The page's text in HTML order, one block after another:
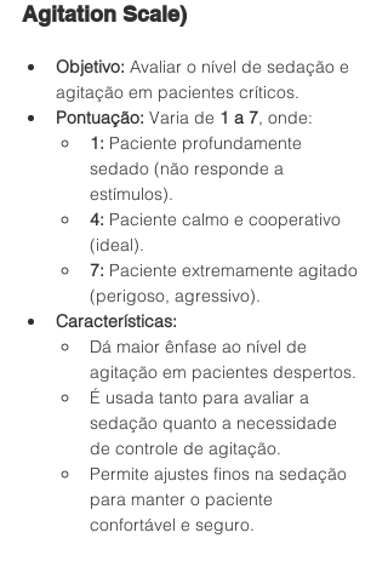
Agitation Scale)
Objetivo: Avaliar o nível de sedação e
agitação em pacientes críticos.
Pontuação: Varia de 1 a 7, onde:
1: Paciente profundamente
sedado (não responde a
estímulos).
4: Paciente calmo e cooperativo
(ideal).
7: Paciente extremamente agitado
(perigoso, agressivo).
Características:
Dá maior ênfase ao nível de
agitação em pacientes despertos.
É usada tanto para avaliar a
sedação quanto a necessidade
de controle de agitação.
Permite ajustes finos na sedação
para manter o paciente
confortável e seguro.